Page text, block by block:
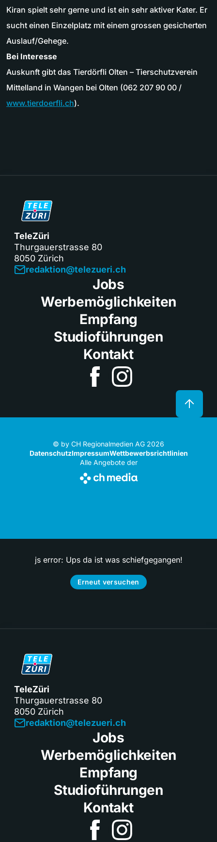
Kiran spielt sehr gerne und ist ein sehr aktiver Kater. Er
sucht einen Einzelplatz mit einem grossen gesicherten
Auslauf/Gehege.
Bei Interesse
Auskunft gibt das Tierdörfli Olten – Tierschutzverein
Mittelland in Wangen bei Olten (062 207 90 00 /
www.tierdoerfli.ch).
TeleZüri
Thurgauerstrasse 80
8050 Zürich
redaktion@telezueri.ch
Jobs
Werbemöglichkeiten
Empfang
Studioführungen
Kontakt
© by CH Regionalmedien AG 2026
DatenschutzImpressumWettbewerbsrichtlinien
Alle Angebote der
js error: Ups da ist was schiefgegangen!
Erneut versuchen
TeleZüri
Thurgauerstrasse 80
8050 Zürich
redaktion@telezueri.ch
Jobs
Werbemöglichkeiten
Empfang
Studioführungen
Kontakt